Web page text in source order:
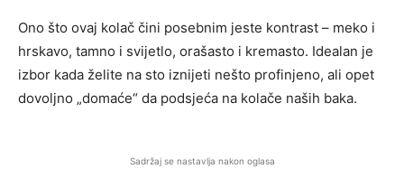
Ono što ovaj kolač čini posebnim jeste kontrast – meko i
hrskavo, tamno i svijetlo, orašasto i kremasto. Idealan je
izbor kada želite na sto iznijeti nešto profinjeno, ali opet
dovoljno „domaće“ da podsjeća na kolače naših baka.
Sadržaj se nastavlja nakon oglasa